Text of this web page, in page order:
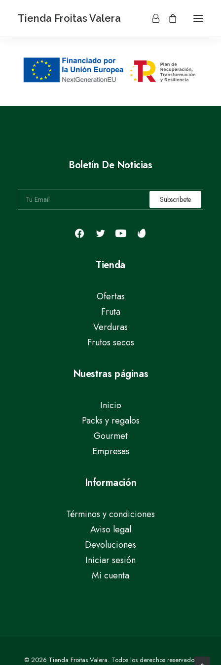
Tienda Froitas Valera
Boletín De Noticias
Tienda
Ofertas
Fruta
Verduras
Frutos secos
Nuestras páginas
Inicio
Packs y regalos
Gourmet
Empresas
Información
Términos y condiciones
Aviso legal
Devoluciones
Iniciar sesión
Mi cuenta
© 2026 Tienda Froitas Valera. Todos los derechos reservados